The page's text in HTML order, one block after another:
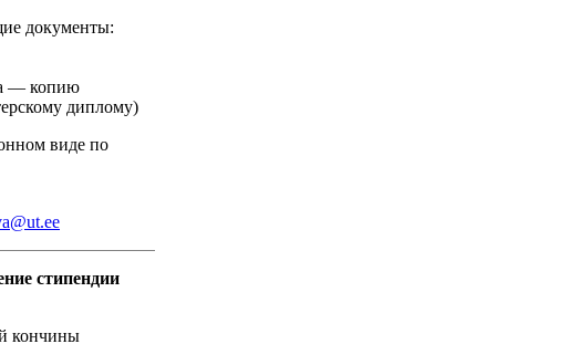
документы:
— копию
диплому)
виде по
стипендии
кончины